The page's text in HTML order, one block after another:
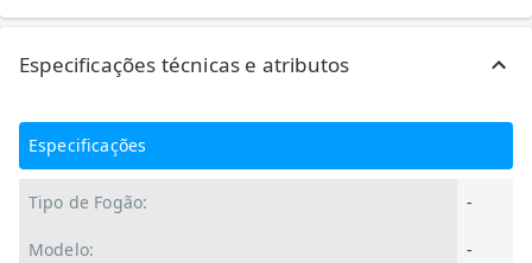
Especificações técnicas e atributos
Especificações
Tipo de Fogão: -
Modelo: -